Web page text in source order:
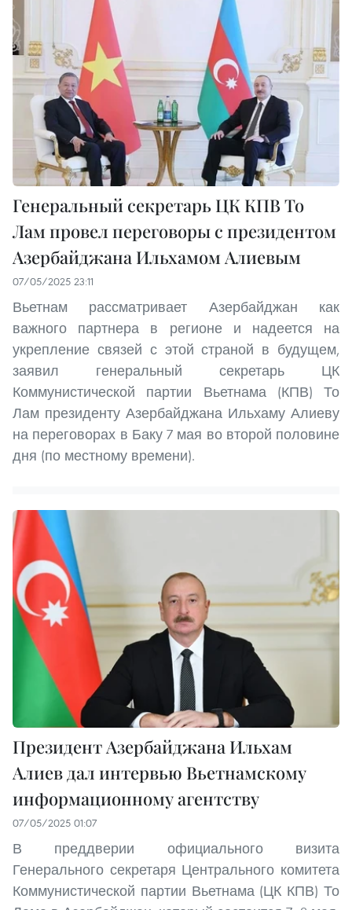
Генеральный секретарь ЦК КПВ То
Лам провел переговоры с президентом
Азербайджана Ильхамом Алиевым
07/05/2025 23:11
Вьетнам рассматривает Азербайджан как
важного партнера в регионе и надеется на
укрепление связей с этой страной в будущем,
заявил генеральный секретарь ЦК
Коммунистической партии Вьетнама (КПВ) То
Лам президенту Азербайджана Ильхаму Алиеву
на переговорах в Баку 7 мая во второй половине
дня (по местному времени).
Президент Азербайджана Ильхам
Алиев дал интервью Вьетнамскому
информационному агентству
07/05/2025 01:07
В преддверии официального визита
Генерального секретаря Центрального комитета
Коммунистической партии Вьетнама (ЦК КПВ) То